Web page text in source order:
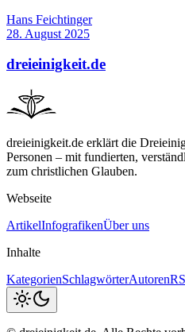
Hans Feichtinger
28. August 2025
dreieinigkeit.de
dreieinigkeit.de erklärt die
Personen – mit fundierten,
zum christlichen Glauben.
Webseite
ArtikelInfografikenÜber uns
Inhalte
KategorienSchlagwörterAutoren